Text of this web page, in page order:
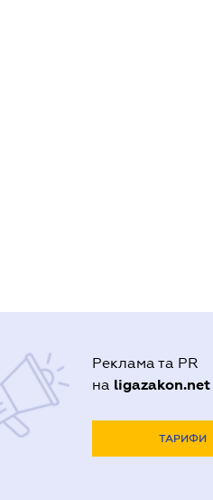
Реклама та PR
на ligazakon.net
ТАРИФИ